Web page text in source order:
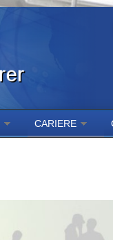
CARIERE